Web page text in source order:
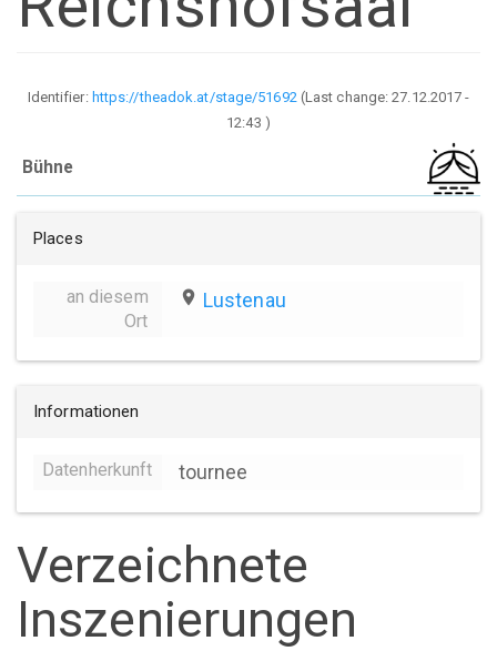
Identifier: https://theadok.at/stage/51692 (Last change:27.12.2017 -
12:43 )
Bühne
Places
an diesem
Ort
place Lustenau
Informationen
Datenherkunft tournee
Verzeichnete
Inszenierungen